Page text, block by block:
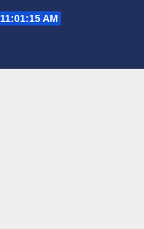
11:01:16 AM